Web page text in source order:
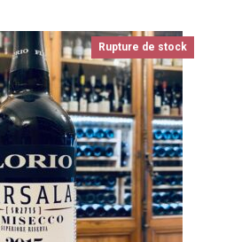
Rupture de stock